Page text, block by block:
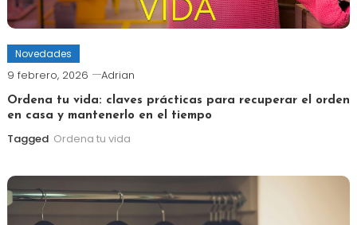
Novedades
9 febrero, 2026 Adrian
Ordena tu vida: claves prácticas para recuperar el orden
en casa y mantenerlo en el tiempo
Tagged Ordena tu vida